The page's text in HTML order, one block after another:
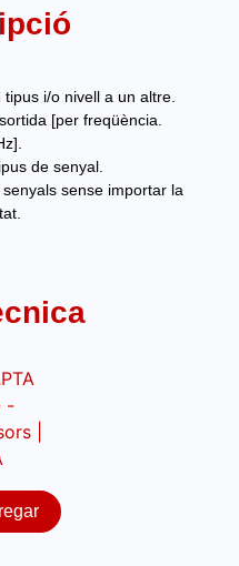
i/o nivell a un altre.
[per freqüència.
de senyal.
sense importar la